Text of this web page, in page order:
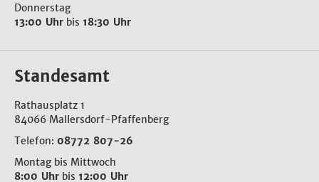
Donnerstag
13:00 Uhr bis 18:30 Uhr
Standesamt
Rathausplatz 1
84066 Mallersdorf-Pfaffenberg
Telefon: 08772 807-26
Montag bis Mittwoch
8:00 Uhr bis 12:00 Uhr